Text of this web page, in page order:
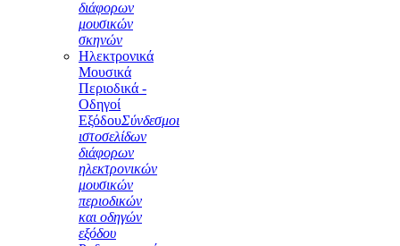
διάφορων
μουσικών
σκηνών
Ηλεκτρονικά
Μουσικά
Περιοδικά -
Οδηγοί
ΕξόδουΣύνδεσμοι
ιστοσελίδων
διάφορων
ηλεκτρονικών
μουσικών
περιοδικών
και οδηγών
εξόδου